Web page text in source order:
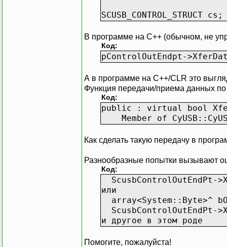
SCUSB_CONTROL_STRUCT cs;
В программе на C++ (обычном, не
Код:
pControlOutEndpt-
А в программе на C++/CLR это
Функция передачи/приема данных по
Код:
public : virtual bool
Member of
Как сделать такую передачу в
Разнообразные попытки вызывают
Код:
ScusbControlOutEndPt-
или
array<System::Byte>^
ScusbControlOutEndPt-
и другое в этом роде
Помогите, пожалуйста!